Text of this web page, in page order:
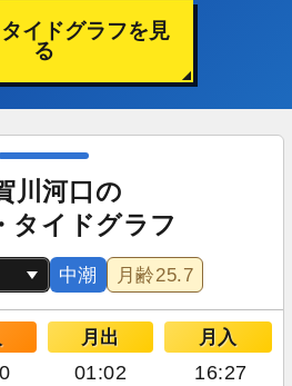
イドグラフを見
る
川河口の
タイドグラフ
中潮 月齢25.7
月出 月入
01:02 16:27